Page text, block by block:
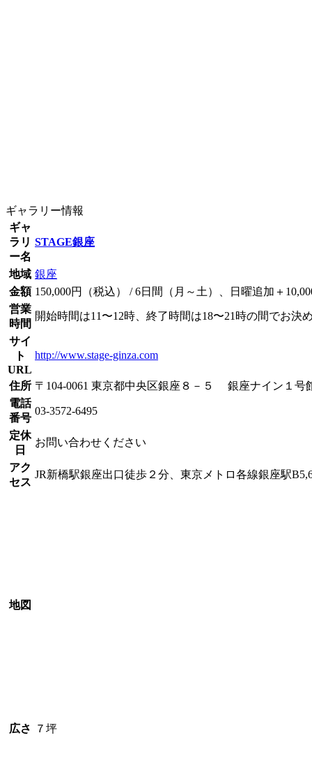
ギャラリー情報
ギャ
ラリ
ー名
STAGE銀座
地域 銀座
金額 150,000円（税込） / 6日間（月～土）、日曜追加＋
営業
時間
開始時間は11〜12時、終了時間は18〜21時の間でお決
サイ
ト
URL
http://www.stage-ginza.com
住所 〒104-0061 東京都中央区銀座８－５ 銀座ナイン１号
電話
番号
03-3572-6495
定休
日
お問い合わせください
アク
セス
JR新橋駅銀座出口徒歩２分、東京メトロ各線銀座駅
地図
広さ ７坪